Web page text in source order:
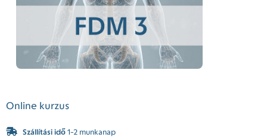
Online kurzus
Szállítási idő 1-2 munkanap